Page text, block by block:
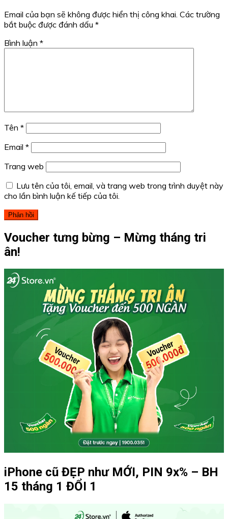
Email của bạn sẽ không được hiển thị công khai. Các trường
bắt buộc được đánh dấu *
Bình luận *
Tên *
Email *
Trang web
Lưu tên của tôi, email, và trang web trong trình duyệt này
cho lần bình luận kế tiếp của tôi.
Voucher tưng bừng – Mừng tháng tri
ân!
iPhone cũ ĐẸP như MỚI, PIN 9x% – BH
15 tháng 1 ĐỔI 1